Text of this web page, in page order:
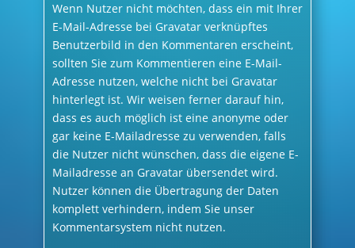
Wenn Nutzer nicht möchten, dass ein mit Ihrer
E-Mail-Adresse bei Gravatar verknüpftes
Benutzerbild in den Kommentaren erscheint,
sollten Sie zum Kommentieren eine E-Mail-
Adresse nutzen, welche nicht bei Gravatar
hinterlegt ist. Wir weisen ferner darauf hin,
dass es auch möglich ist eine anonyme oder
gar keine E-Mailadresse zu verwenden, falls
die Nutzer nicht wünschen, dass die eigene E-
Mailadresse an Gravatar übersendet wird.
Nutzer können die Übertragung der Daten
komplett verhindern, indem Sie unser
Kommentarsystem nicht nutzen.